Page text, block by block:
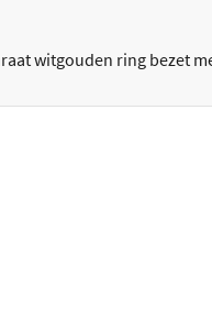
witgouden ring bezet